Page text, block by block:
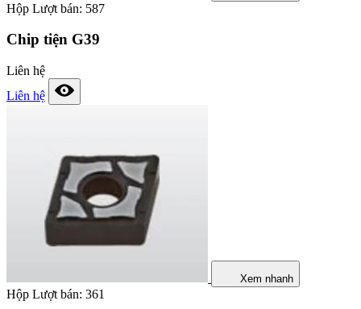
Hộp Lượt bán: 587
Chip tiện G39
Liên hệ
Liên hệ
Xem nhanh
Hộp Lượt bán: 361